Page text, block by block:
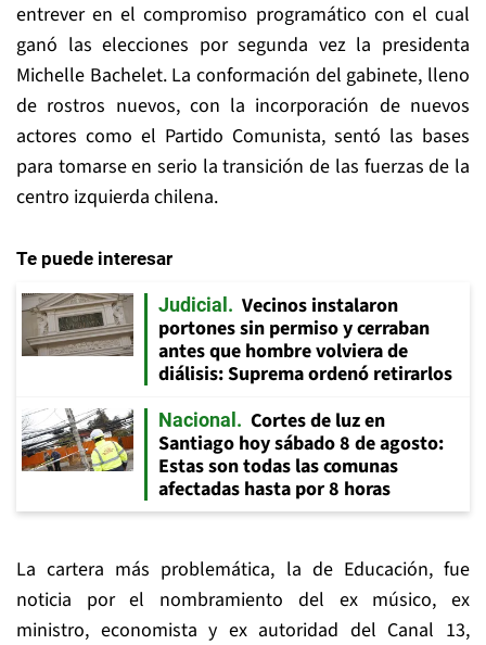
entrever en el compromiso programático con el cual
ganó las elecciones por segunda vez la presidenta
Michelle Bachelet. La conformación del gabinete, lleno
de rostros nuevos, con la incorporación de nuevos
actores como el Partido Comunista, sentó las bases
para tomarse en serio la transición de las fuerzas de la
centro izquierda chilena.
Te puede interesar
Judicial
Vecinos instalaron
portones sin permiso y cerraban
antes que hombre volviera de
diálisis: Suprema ordenó retirarlos
Nacional
Cortes de luz en
Santiago hoy sábado 8 de agosto:
Estas son todas las comunas
afectadas hasta por 8 horas
La cartera más problemática, la de Educación, fue
noticia por el nombramiento del ex músico, ex
ministro, economista y ex autoridad del Canal 13,